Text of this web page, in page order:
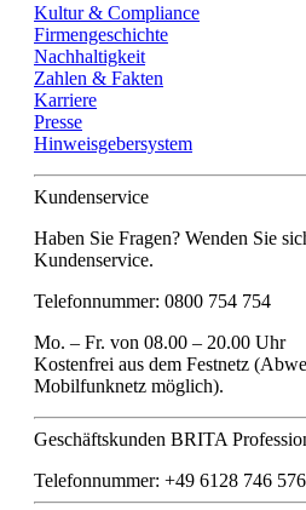
Kultur & Compliance
Firmengeschichte
Nachhaltigkeit
Zahlen & Fakten
Karriere
Presse
Hinweisgebersystem
Kundenservice
Haben Sie Fragen? Wenden Sie
Kundenservice.
Telefonnummer: 0800 754 754
Mo. – Fr. von 08.00 – 20.00 Uhr
Kostenfrei aus dem Festnetz
Mobilfunknetz möglich).
Geschäftskunden BRITA
Telefonnummer: +49 6128 746